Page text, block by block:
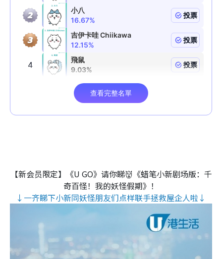
【新会员限定】《U GO》请你睇👹《蜡笔小新剧场版：千
奇百怪！我的妖怪假期》！
↓一齐睇下小新同妖怪朋友们点样联手拯救屋企人啦↓